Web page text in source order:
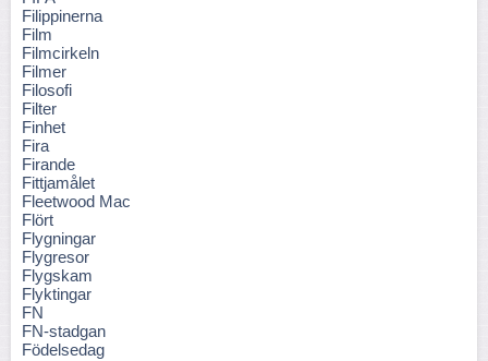
Filippinerna
Film
Filmcirkeln
Filmer
Filosofi
Filter
Finhet
Fira
Firande
Fittjamålet
Fleetwood Mac
Flört
Flygningar
Flygresor
Flygskam
Flyktingar
FN
FN-stadgan
Födelsedag